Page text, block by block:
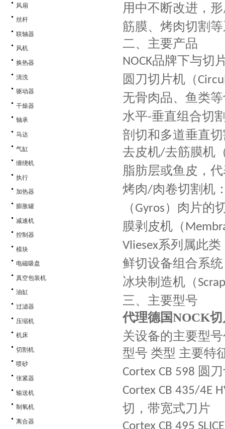
风扇
丝杆
联轴器
风机
换热器
清洗
驱动器
干燥器
轴承
马达
气缸
缠绕机
执行
加热器
膨胀罐
减速机
控制器
模块
电磁吸盘
真空包装机
油缸
过滤器
压缩机
机床
切割机
喷砂
张紧器
输送机
制氧机
离合器
用中不断改进，
筋膜、烤肉切割
二、主要产品
NOCK品牌下与切
圆刀切片机（
无骨肉品、鱼类
水平-垂直组合切
剖切和多道垂直
去皮机/去筋膜机
脂肪层或鱼皮，
烤肉/肉卷切割机
（ Gyros ）肉片的
膜剥皮机（
Vliesex系列属此类
鲜切设备组合系
冰块制造机（
三、主要型号
代理德国NOCK
关设备的主要型
型号 类型 主要特
Cortex CB 598 圆
Cortex CB 435/4E
切，带宽式刀片
Cortex CB 495